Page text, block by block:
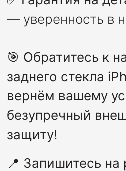
— уверенность в
🎯 Обратитесь к
заднего стекла
вернём вашему
безупречный
защиту!
📍 Запишитесь на